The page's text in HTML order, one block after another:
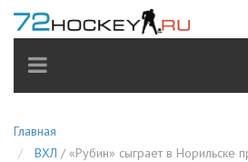
TOGGLE
NAVIGATION
Главная
ВХЛ / «Рубин» сыграет в Норильске